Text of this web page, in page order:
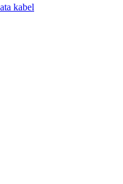
kabel